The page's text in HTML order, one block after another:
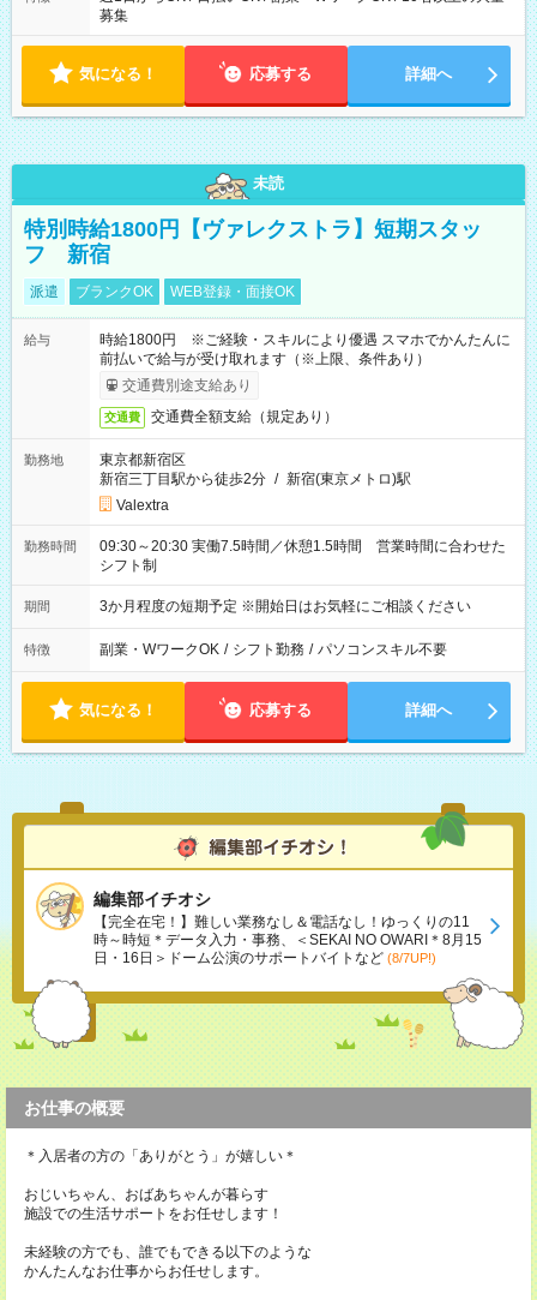
募集
気になる！ 応募する 詳細へ
未読
特別時給1800円【ヴァレクストラ】短期スタッ
フ 新宿
派遣 ブランクOK WEB登録・面接OK
給与
時給1800円 ※ご経験・スキルにより優遇 スマホでかんたんに
前払いで給与が受け取れます（※上限、条件あり）
交通費別途支給あり
交通費 交通費全額支給（規定あり）
勤務地
東京都新宿区
新宿三丁目駅から徒歩2分 / 新宿(東京メトロ)駅
Valextra
勤務時間
09:30～20:30 実働7.5時間／休憩1.5時間 営業時間に合わせた
シフト制
期間 3か月程度の短期予定 ※開始日はお気軽にご相談ください
特徴 副業・WワークOK / シフト勤務 / パソコンスキル不要
気になる！ 応募する 詳細へ
編集部イチオシ
【完全在宅！】難しい業務なし＆電話なし！ゆっくりの11
時～時短＊データ入力・事務、＜SEKAI NO OWARI＊8月15
日・16日＞ドーム公演のサポートバイトなど (8/7UP!)
お仕事の概要
＊入居者の方の「ありがとう」が嬉しい＊
おじいちゃん、おばあちゃんが暮らす
施設での生活サポートをお任せします！
未経験の方でも、誰でもできる以下のような
かんたんなお仕事からお任せします。